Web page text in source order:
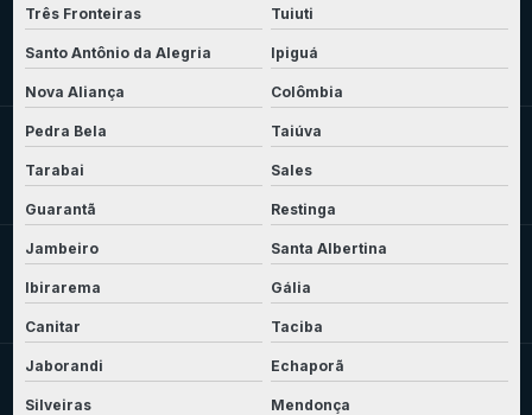
Três Fronteiras Tuiuti
Santo Antônio da Alegria Ipiguá
Nova Aliança Colômbia
Pedra Bela Taiúva
Tarabai Sales
Guarantã Restinga
Jambeiro Santa Albertina
Ibirarema Gália
Canitar Taciba
Jaborandi Echaporã
Silveiras Mendonça